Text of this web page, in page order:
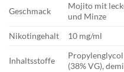
Geschmack
Mojito mit
und Minze
Nikotingehalt
10 mg/ml
Inhaltsstoffe
Propylenglycol
(38% VG),